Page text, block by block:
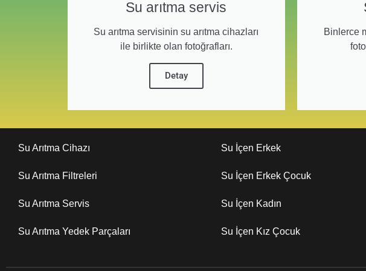
Su arıtma servis
Su arıtma servisinin su arıtma cihazları
ile birlikte olan fotoğrafları.
Detay
Binlerce
Su Arıtma Cihazı
Su Arıtma Filtreleri
Su Arıtma Servis
Su Arıtma Yedek Parçaları
Su İçen Erkek
Su İçen Erkek Çocuk
Su İçen Kadın
Su İçen Kız Çocuk